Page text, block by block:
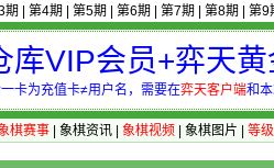
期 第4期 第5期 第6期 第7期 第8期 第9
库VIP会员+弈天
卡为充值卡≠用户名，需要在弈天客户端和
棋赛事| 象棋资讯| 象棋视频 象棋图片 等